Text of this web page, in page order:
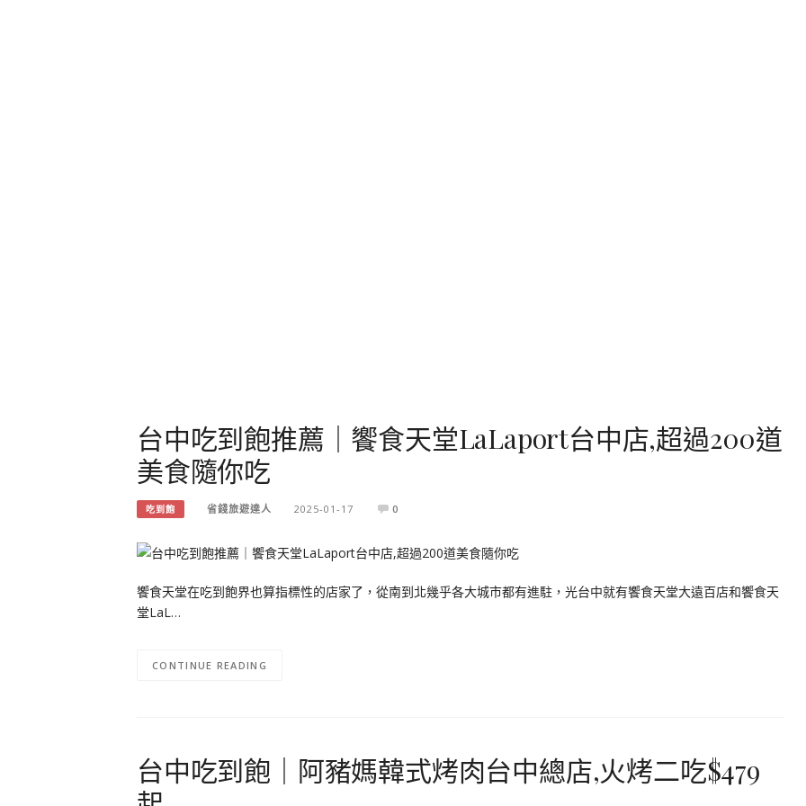
台中吃到飽推薦｜饗食天堂LaLaport台中店,超過200道
美食隨你吃
吃到飽 省錢旅遊達人 2025-01-17 0
饗食天堂在吃到飽界也算指標性的店家了，從南到北幾乎各大城市都有進駐，光台中就有饗食天堂大遠百店和饗食天
堂LaL…
CONTINUE READING
台中吃到飽｜阿豬媽韓式烤肉台中總店,火烤二吃$479